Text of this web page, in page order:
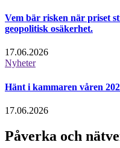
Vem bär risken när priset
geopolitisk osäkerhet.
17.06.2026
Nyheter
Hänt i kammaren våren
17.06.2026
Påverka och